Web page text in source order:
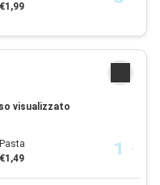
€1,99
visualizzato